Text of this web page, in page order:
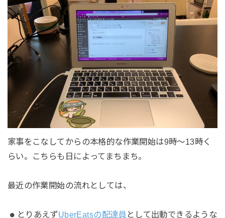
家事をこなしてからの本格的な作業開始は9時〜13時く
らい。こちらも日によってまちまち。
最近の作業開始の流れとしては、
とりあえずUberEatsの配達員 として出動できるような